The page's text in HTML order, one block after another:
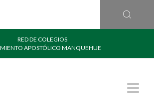
RED DE COLEGIOS
APOSTÓLICO MANQUEHUE